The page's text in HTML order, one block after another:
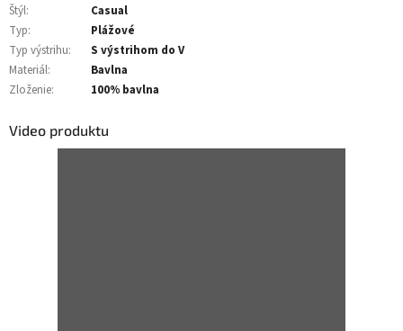
Štýl:
Casual
Typ:
Plážové
Typ výstrihu:
S výstrihom do V
Materiál:
Bavlna
Zloženie: 100% bavlna
Video produktu